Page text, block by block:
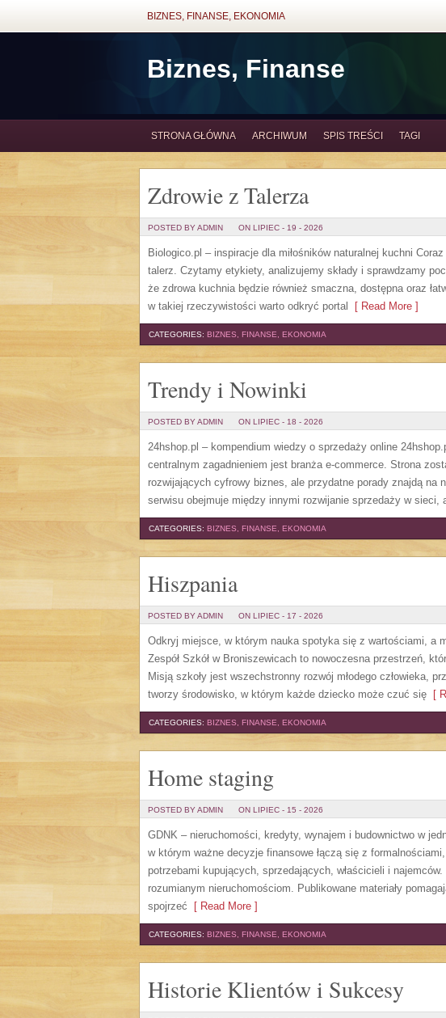
BIZNES, FINANSE, EKONOMIA
Biznes, Finanse
STRONA GŁÓWNA ARCHIWUM SPIS TREŚCI TAGI
Zdrowie z Talerza
POSTED BY ADMIN ON LIPIEC - 19 - 2026
Biologico.pl – inspiracje dla miłośników naturalnej kuchni
talerz. Czytamy etykiety, analizujemy składy i sprawdzamy
że zdrowa kuchnia będzie również smaczna, dostępna oraz
w takiej rzeczywistości warto odkryć portal
[ Read More ]
CATEGORIES: BIZNES, FINANSE, EKONOMIA
Trendy i Nowinki
POSTED BY ADMIN ON LIPIEC - 18 - 2026
24hshop.pl – kompendium wiedzy o sprzedaży online
centralnym zagadnieniem jest branża e-commerce. Strona
rozwijających cyfrowy biznes, ale przydatne porady znajdą na
serwisu obejmuje między innymi rozwijanie sprzedaży w sieci,
CATEGORIES: BIZNES, FINANSE, EKONOMIA
Hiszpania
POSTED BY ADMIN ON LIPIEC - 17 - 2026
Odkryj miejsce, w którym nauka spotyka się z wartościami, a
Zespół Szkół w Broniszewicach to nowoczesna przestrzeń,
Misją szkoły jest wszechstronny rozwój młodego człowieka,
tworzy środowisko, w którym każde dziecko może czuć się [
CATEGORIES: BIZNES, FINANSE, EKONOMIA
Home staging
POSTED BY ADMIN ON LIPIEC - 15 - 2026
GDNK – nieruchomości, kredyty, wynajem i budownictwo w
w którym ważne decyzje finansowe łączą się z
potrzebami kupujących, sprzedających, właścicieli i
rozumianym nieruchomościom. Publikowane materiały
spojrzeć [ Read More ]
CATEGORIES: BIZNES, FINANSE, EKONOMIA
Historie Klientów i Sukcesy